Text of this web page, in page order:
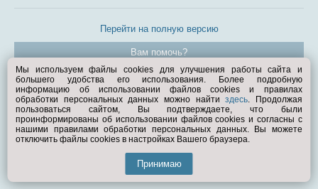
Перейти на полную версию
Вам помочь?
© Exist.ru 1998—2026
Мы используем файлы cookies для улучшения работы сайта и
большего удобства его использования. Более подробную
информацию об использовании файлов cookies и правилах
обработки персональных данных можно найтиздесь. Продолжая
пользоваться сайтом, Вы подтверждаете, что были
проинформированы об использовании файлов cookies и согласны с
нашими правилами обработки персональных данных. Вы можете
отключить файлы cookies в настройках Вашего браузера.
Принимаю